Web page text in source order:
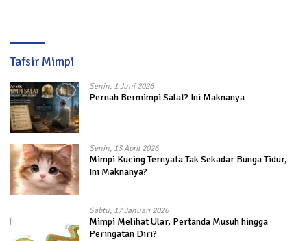
Tafsir Mimpi
Senin, 1 Juni 2026
Pernah Bermimpi Salat? Ini Maknanya
Senin, 13 April 2026
Mimpi Kucing Ternyata Tak Sekadar Bunga Tidur,
Ini Maknanya?
Sabtu, 17 Januari 2026
Mimpi Melihat Ular, Pertanda Musuh hingga
Peringatan Diri?